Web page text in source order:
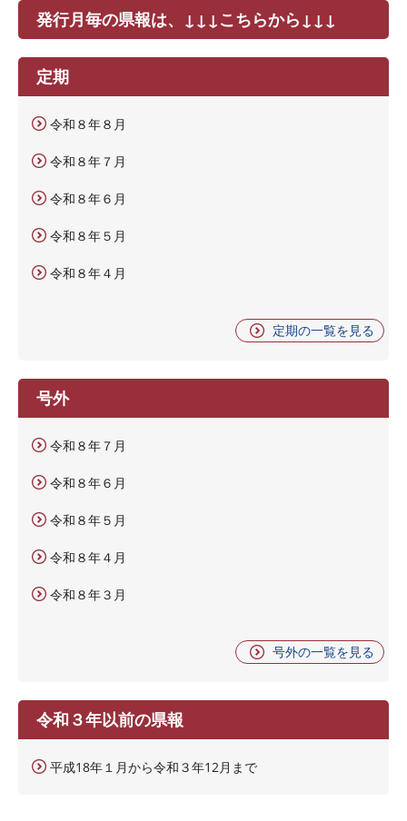
発行月毎の県報は、↓↓↓こちらから↓↓↓
定期
令和８年８月
令和８年７月
令和８年６月
令和８年５月
令和８年４月
定期の一覧を見る
号外
令和８年７月
令和８年６月
令和８年５月
令和８年４月
令和８年３月
号外の一覧を見る
令和３年以前の県報
平成18年１月から令和３年12月まで